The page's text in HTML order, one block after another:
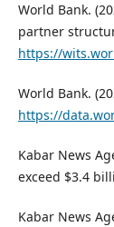
World Bank.
partner
https://
World Bank.
https://
Kabar News
exceed $3.4
Kabar News